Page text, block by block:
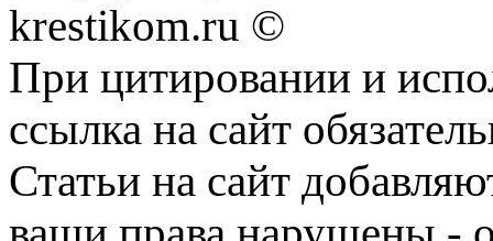
krestikom.ru ©
При цитировании и
ссылка на сайт
Статьи на сайт